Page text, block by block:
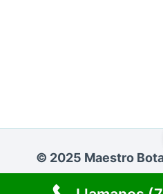
© 2025 Maestro